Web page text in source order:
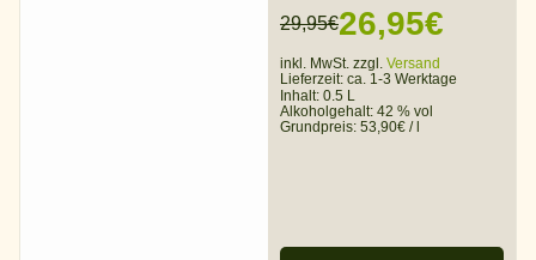
29,95€
Ursprünglicher
Preis
war:
26,95€
Aktueller
Preis
ist:
inkl. MwSt. zzgl. Versand
Lieferzeit: ca. 1-3 Werktage
Inhalt: 0.5 L
Alkoholgehalt: 42 % vol
Grundpreis: 53,90€ /